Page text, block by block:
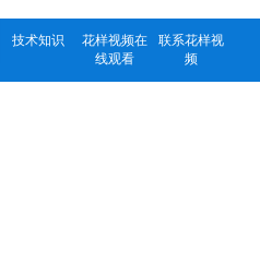
技术知识
花样视频在
线观看
联系花样视
频